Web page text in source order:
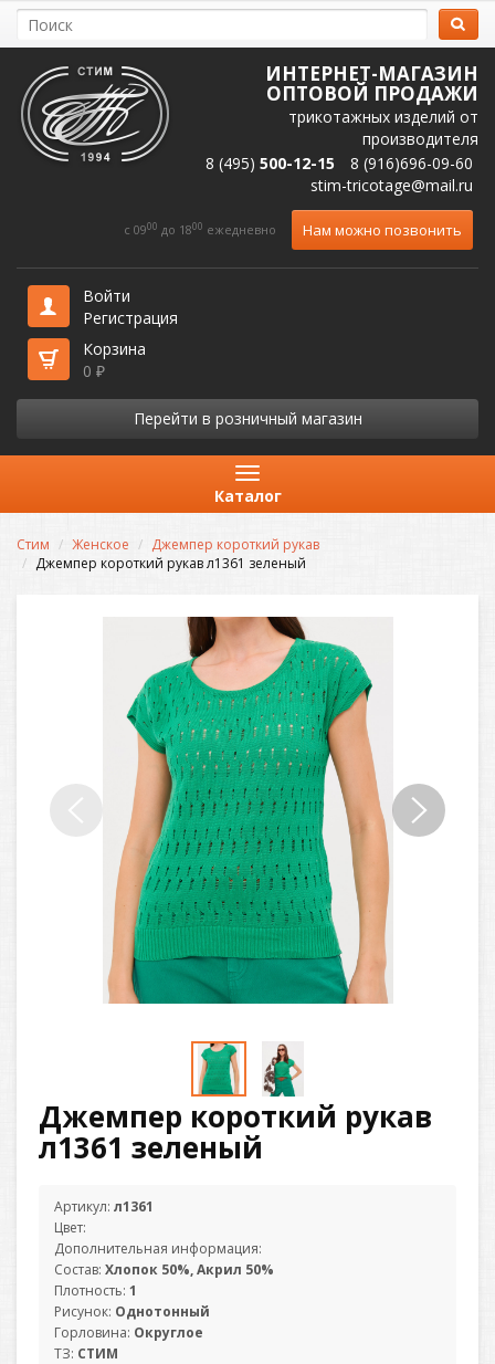
ИНТЕРНЕТ-МАГАЗИН
ОПТОВОЙ ПРОДАЖИ
трикотажных изделий от
производителя
8 (495) 500-12-15
8 (916)696-09-60
stim-tricotage@mail.ru
c 0900 до 1800 ежедневно Нам можно позвонить
Войти
Регистрация
Корзина
0 ₽
Перейти в розничный магазин
Каталог
Стим Женское
Джемпер короткий рукав
Джемпер короткий рукав л1361 зеленый
Джемпер короткий рукав
л1361 зеленый
Артикул: л1361
Цвет:
Дополнительная информация:
Состав: Хлопок 50%, Акрил 50%
Плотность: 1
Рисунок: Однотонный
Горловина: Округлое
ТЗ: СТИМ